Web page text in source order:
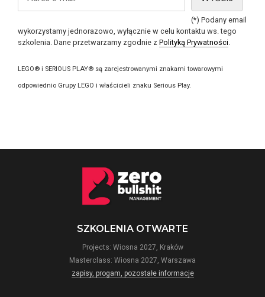
(*) Podany email
wykorzystamy jednorazowo, wyłącznie w celu kontaktu ws. tego
szkolenia. Dane przetwarzamy zgodnie z Polityką Prywatności
LEGO® i SERIOUS PLAY® są zarejestrowanymi znakami towarowymi
odpowiednio Grupy LEGO i właścicieli znaku Serious Play.
SZKOLENIA OTWARTE
Projects: Wiosna 2027, Kraków
Masterclass: Wiosna 2027, Warszawa
zapisy, progam, pozostałe informacje